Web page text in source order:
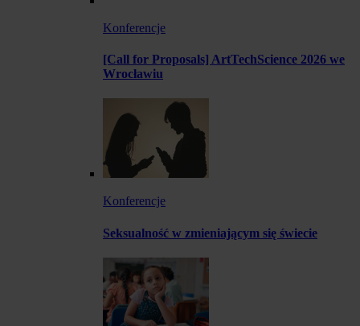
Konferencje
[Call for Proposals] ArtTechScience 2026 we
Wrocławiu
Konferencje
Seksualność w zmieniającym się świecie